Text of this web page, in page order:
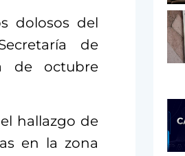
dolosos del
de
de octubre
hallazgo de
en la zona